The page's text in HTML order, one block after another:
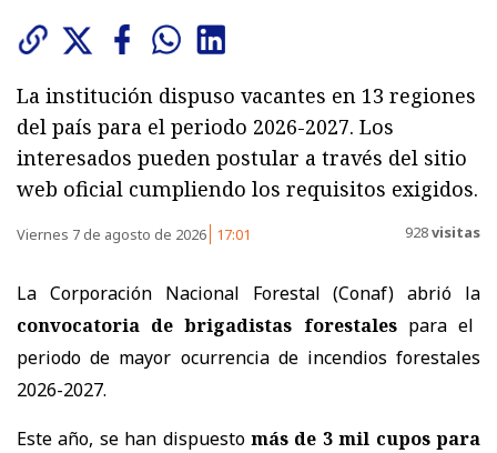
La institución dispuso vacantes en 13 regiones
del país para el periodo 2026-2027. Los
interesados pueden postular a través del sitio
web oficial cumpliendo los requisitos exigidos.
Viernes 7 de agosto de 2026 17:01 928visitas
La Corporación Nacional Forestal (Conaf) abrió la
convocatoria de brigadistas forestalespara el
periodo de mayor ocurrencia de incendios forestales
2026-2027.
Este año, se han dispuesto más de 3 mil cupos para